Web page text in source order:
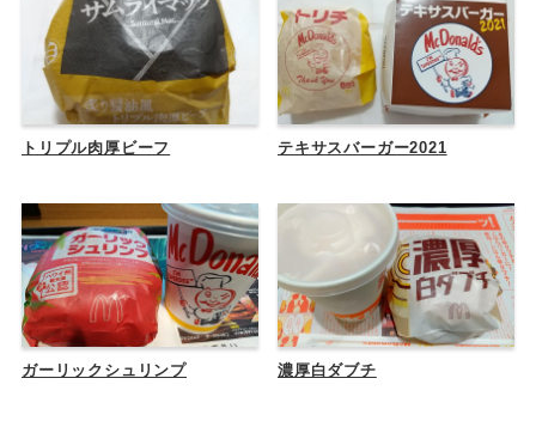
トリプル肉厚ビーフ テキサスバーガー2021
ガーリックシュリンプ 濃厚白ダブチ